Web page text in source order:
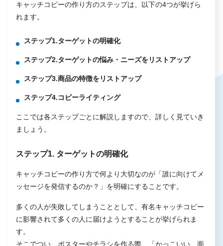
キャッチコピーの作り方のステップは、以下の4つが挙げら
れます。
ステップ1.ターゲットの明確化
ステップ2.ターゲットの悩み・ニーズをリストアップ
ステップ3.商品の特徴をリストアップ
ステップ4.コピーライティング
ここでは各ステップごとに解説しますので、詳しく見ていき
ましょう。
ステップ1. ターゲットの明確化
キャッチコピーの作り方で何より大切なのが「誰に向けてメ
ッセージを発信するのか？」を明確にすることです。
多くの人が失敗してしまうこととして、有名キャッチコピー
に影響されて多くの人に届けようとすることが挙げられま
す。
そこでつい、ポスターやチラシを作る際、「かっこいい、面